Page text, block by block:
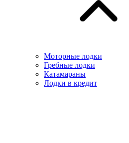
Моторные лодки
Гребные лодки
Катамараны
Лодки в кредит